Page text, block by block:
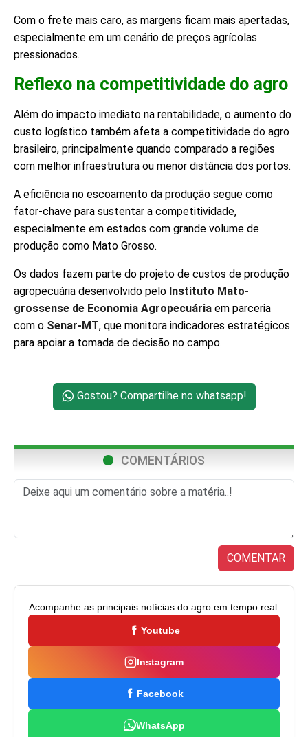
Com o frete mais caro, as margens ficam mais apertadas,
especialmente em um cenário de preços agrícolas
pressionados.
Reflexo na competitividade do agro
Além do impacto imediato na rentabilidade, o aumento do
custo logístico também afeta a competitividade do agro
brasileiro, principalmente quando comparado a regiões
com melhor infraestrutura ou menor distância dos portos.
A eficiência no escoamento da produção segue como
fator-chave para sustentar a competitividade,
especialmente em estados com grande volume de
produção como Mato Grosso.
Os dados fazem parte do projeto de custos de produção
agropecuária desenvolvido pelo Instituto Mato-
grossense de Economia Agropecuária em parceria
com o Senar-MT, que monitora indicadores estratégicos
para apoiar a tomada de decisão no campo.
Gostou? Compartilhe no whatsapp!
COMENTÁRIOS
COMENTAR
Acompanhe as principais notícias do agro em tempo real.
Youtube
Instagram
Facebook
WhatsApp